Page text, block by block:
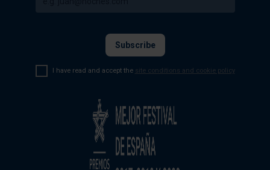
I have read and accept the site conditions and cookie policy